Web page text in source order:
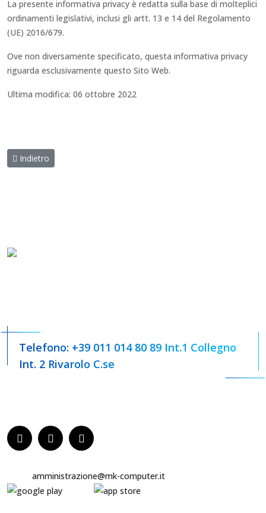
La presente informativa privacy è redatta sulla base di molteplici
ordinamenti legislativi, inclusi gli artt. 13 e 14 del Regolamento
(UE) 2016/679.
Ove non diversamente specificato, questa informativa privacy
riguarda esclusivamente questo Sito Web.
Ultima modifica: 06 ottobre 2022
Articolo precedente: Privacy Policy
Indietro
Telefono: +39 011 014 80 89 Int.1 Collegno
Int. 2 Rivarolo C.se
amministrazione@mk-computer.it